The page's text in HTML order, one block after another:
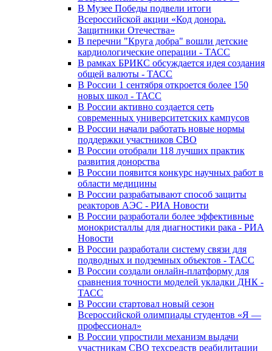
В Музее Победы подвели итоги
Всероссийской акции «Код донора.
Защитники Отечества»
В перечни "Круга добра" вошли детские
кардиологические операции - ТАСС
В рамках БРИКС обсуждается идея создания
общей валюты - ТАСС
В России 1 сентября откроется более 150
новых школ - ТАСС
В России активно создается сеть
современных университетских кампусов
В России начали работать новые нормы
поддержки участников СВО
В России отобрали 118 лучших практик
развития донорства
В России появится конкурс научных работ в
области медицины
В России разрабатывают способ защиты
реакторов АЭС - РИА Новости
В России разработали более эффективные
монокристаллы для диагностики рака - РИА
Новости
В России разработали систему связи для
подводных и подземных объектов - ТАСС
В России создали онлайн-платформу для
сравнения точности моделей укладки ДНК -
ТАСС
В России стартовал новый сезон
Всероссийской олимпиады студентов «Я —
профессионал»
В России упростили механизм выдачи
участникам СВО техсредств реабилитации